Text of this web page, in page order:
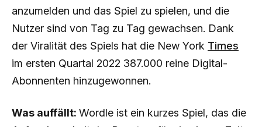
anzumelden und das Spiel zu spielen, und die
Nutzer sind von Tag zu Tag gewachsen. Dank
der Viralität des Spiels hat die New York Times
im ersten Quartal 2022 387.000 reine Digital-
Abonnenten hinzugewonnen.
Was auffällt: Wordle ist ein kurzes Spiel, das die